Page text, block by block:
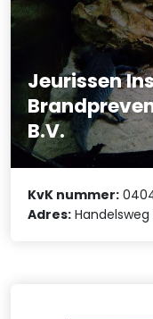
Jeurissen
B.V.
KvK nummer:
Adres: Handelsweg